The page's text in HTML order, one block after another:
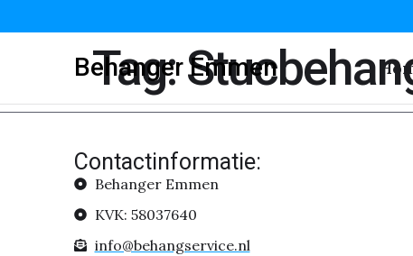
Behanger Emmen
Tag:
Contactinformatie:
Behanger Emmen
KVK: 58037640
info@behangservice.nl